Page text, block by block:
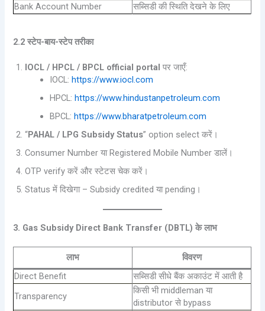
Bank Account Number
सब्सिडी की स्थिति देखने के लिए
2.2 स्टेप-बाय-स्टेप तरीका
IOCL / HPCL / BPCL official portal पर जाएँ:
IOCL:https://www.iocl.com
HPCL:https://www.hindustanpetroleum.com
BPCL:https://www.bharatpetroleum.com
“PAHAL / LPG Subsidy Status” option select करें।
Consumer Number या Registered Mobile Number डालें।
OTP verify करें और स्टेटस चेक करें।
Status में दिखेगा – Subsidy credited या pending।
3. Gas Subsidy Direct Bank Transfer (DBTL) के लाभ
लाभ विवरण
Direct Benefit
सब्सिडी सीधे बैंक अकाउंट में आती है
Transparency
किसी भी middleman या
distributor से bypass